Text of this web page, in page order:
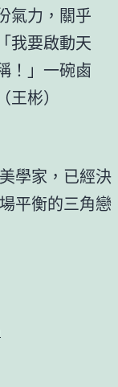
氣力，關乎
我要啟動天
！」一碗鹵
王彬）
學家，已經決
平衡的三角戀